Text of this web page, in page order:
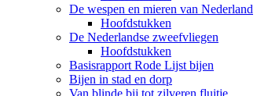
De wespen en mieren van Nederland
Hoofdstukken
De Nederlandse zweefvliegen
Hoofdstukken
Basisrapport Rode Lijst bijen
Bijen in stad en dorp
Van blinde bij tot zilveren fluitje